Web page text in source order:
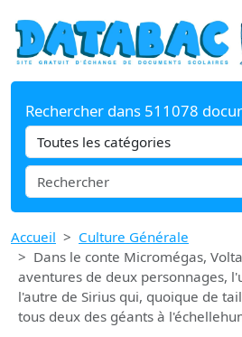
Rechercher dans 511078
Accueil
Culture Générale
Dans le conte Micromégas,
aventures de deux personnages,
l'autre de Sirius qui, quoique de
tous deux des géants à